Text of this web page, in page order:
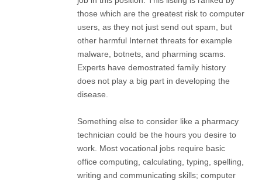
those which are the greatest risk to computer
users, as they not just send out spam, but
other harmful Internet threats for example
malware, botnets, and pharming scams.
Experts have demostrated family history
does not play a big part in developing the
disease.
Something else to consider like a pharmacy
technician could be the hours you desire to
work. Most vocational jobs require basic
office computing, calculating, typing, spelling,
writing and communicating skills; computer